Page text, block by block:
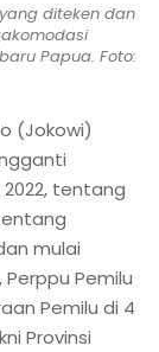
diteken dan
Papua. Foto:
(Jokowi)
tentang
mulai
Perppu Pemilu
Pemilu di 4
Provinsi